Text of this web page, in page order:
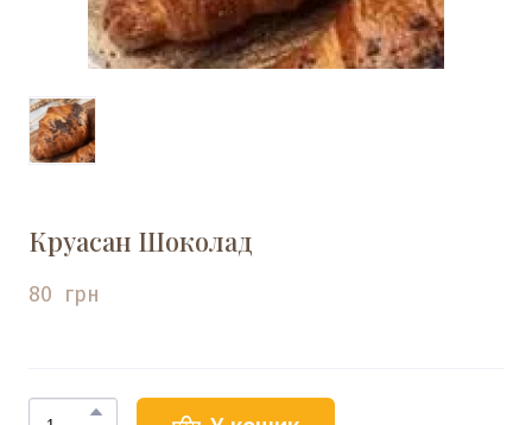
Круасан Шоколад
80  грн